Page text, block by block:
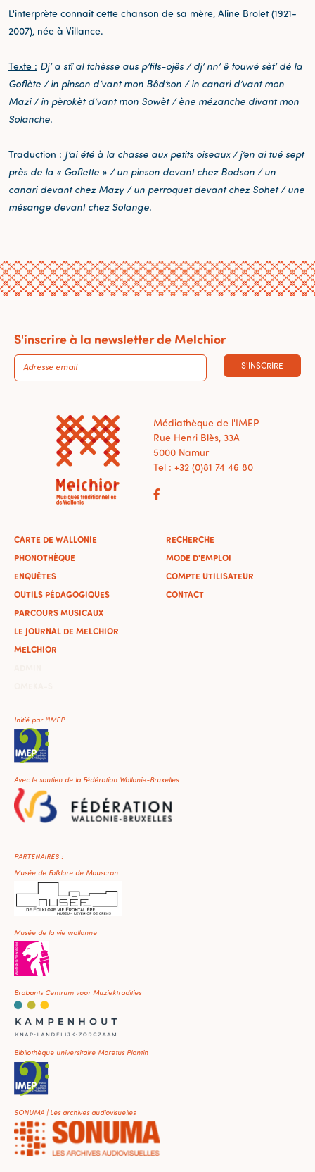
L'interprète connait cette chanson de sa mère, Aline Brolet (1921-
2007), née à Villance.
Texte : Dj’ a stî al tchèsse aus p’tits-ojês / dj’ nn’ ê touwé sèt’ dé la
Goflète / in pinson d’vant mon Bôd’son / in canari d’vant mon
Mazi / in pèrokèt d’vant mon Sowèt / ène mézanche divant mon
Solanche.
Traduction : J’ai été à la chasse aux petits oiseaux / j’en ai tué sept
près de la « Goflette » / un pinson devant chez Bodson / un
canari devant chez Mazy / un perroquet devant chez Sohet / une
mésange devant chez Solange.
S'inscrire à la newsletter de Melchior
S'INSCRIRE
Médiathèque de l'IMEP
Rue Henri Blès, 33A
5000 Namur
Tel : +32 (0)81 74 46 80
CARTE DE WALLONIE
PHONOTHÈQUE
ENQUÊTES
OUTILS PÉDAGOGIQUES
PARCOURS MUSICAUX
LE JOURNAL DE MELCHIOR
MELCHIOR
RECHERCHE
MODE D'EMPLOI
COMPTE UTILISATEUR
CONTACT
Initié par l'IMEP
Avec le soutien de la Fédération Wallonie-Bruxelles
PARTENAIRES :
Musée de Folklore de Mouscron
Musée de la vie wallonne
Brabants Centrum voor Muziektradities
Bibliothèque universitaire Moretus Plantin
SONUMA | Les archives audiovisuelles